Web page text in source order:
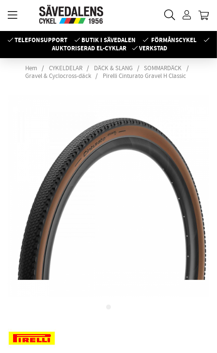
TELEFONSUPPORT BUTIK I SÄVEDALEN
FÖRMÅNSCYKEL
AUKTORISERAD EL-CYKLAR
VERKSTAD
Hem CYKELDELAR DÄCK & SLANG
SOMMARDÄCK
Gravel & Cyclocross-däck
Pirelli Cinturato Gravel H Classic